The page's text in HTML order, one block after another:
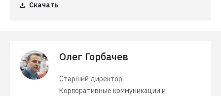
Скачать
Олег Горбачев
Старший директор,
Корпоративные коммуникации и